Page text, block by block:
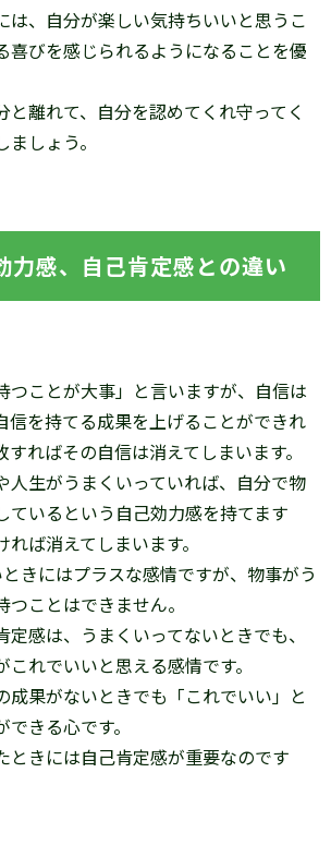
は、自分が楽しい気持ちいいと思うこ
喜びを感じられるようになることを優
と離れて、自分を認めてくれ守ってく
しょう。
力感、自己肯定感との違い
つことが大事」と言いますが、自信は
信を持てる成果を上げることができれ
ればその自信は消えてしまいます。
人生がうまくいっていれば、自分で物
ているという自己効力感を持てます
ば消えてしまいます。
きにはプラスな感情ですが、物事がう
ことはできません。
感は、うまくいってないときでも、
れでいいと思える感情です。
成果がないときでも「これでいい」と
きる心です。
ときには自己肯定感が重要なのです